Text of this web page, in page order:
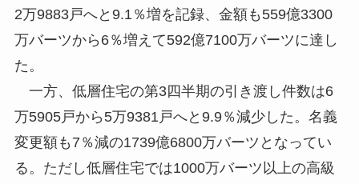
2万9883戸へと9.1％増を記録、金額も559億3300
万バーツから6％増えて592億7100万バーツに達し
た。
一方、低層住宅の第3四半期の引き渡し件数は6
万5905戸から5万9381戸へと9.9％減少した。名義
変更額も7％減の1739億6800万バーツとなってい
る。ただし低層住宅では1000万バーツ以上の高級